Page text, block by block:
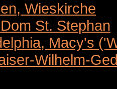
Wieskirche
St. Stephan
Macy's
Wilhelm-